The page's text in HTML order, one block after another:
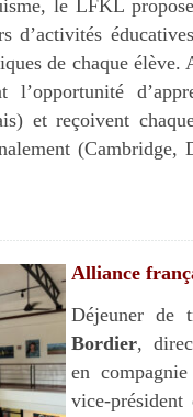
le LFKL
d’activités
de chaque élève.
et reçoivent
Alliance
Déjeuner de
Bordier,
en
vice-